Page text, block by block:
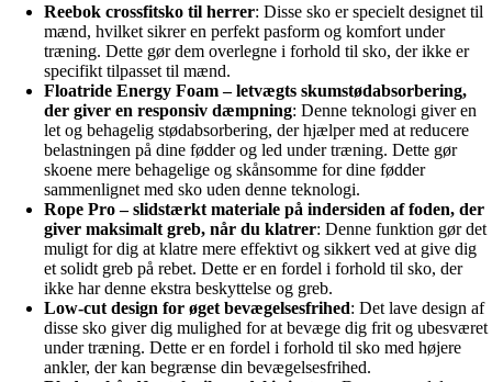
Reebok crossfitsko til herrer: Disse sko er specielt designet til
mænd, hvilket sikrer en perfekt pasform og komfort under
træning. Dette gør dem overlegne i forhold til sko, der ikke er
specifikt tilpasset til mænd.
Floatride Energy Foam – letvægts skumstødabsorbering,
der giver en responsiv dæmpning: Denne teknologi giver en
let og behagelig stødabsorbering, der hjælper med at reducere
belastningen på dine fødder og led under træning. Dette gør
skoene mere behagelige og skånsomme for dine fødder
sammenlignet med sko uden denne teknologi.
Rope Pro – slidstærkt materiale på indersiden af foden, der
giver maksimalt greb, når du klatrer: Denne funktion gør det
muligt for dig at klatre mere effektivt og sikkert ved at give dig
et solidt greb på rebet. Dette er en fordel i forhold til sko, der
ikke har denne ekstra beskyttelse og greb.
Low-cut design for øget bevægelsesfrihed: Det lave design af
disse sko giver dig mulighed for at bevæge dig frit og ubesværet
under træning. Dette er en fordel i forhold til sko med højere
ankler, der kan begrænse din bevægelsesfrihed.